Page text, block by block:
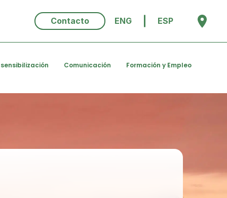
Contacto ENG ESP
Comunicación Formación y Empleo